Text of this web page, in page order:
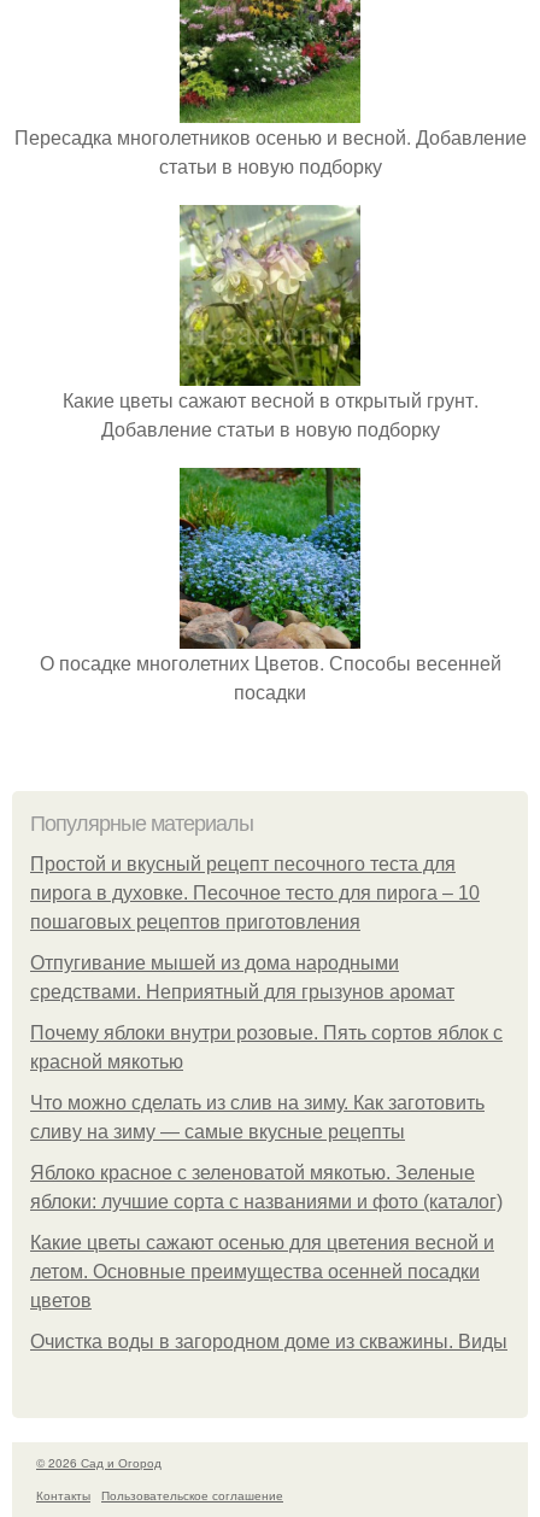
Пересадка многолетников осенью и весной. Добавление
статьи в новую подборку
Какие цветы сажают весной в открытый грунт.
Добавление статьи в новую подборку
О посадке многолетних Цветов. Способы весенней
посадки
Популярные материалы
Простой и вкусный рецепт песочного теста для
пирога в духовке. Песочное тесто для пирога – 10
пошаговых рецептов приготовления
Отпугивание мышей из дома народными
средствами. Неприятный для грызунов аромат
Почему яблоки внутри розовые. Пять сортов яблок с
красной мякотью
Что можно сделать из слив на зиму. Как заготовить
сливу на зиму — самые вкусные рецепты
Яблоко красное с зеленоватой мякотью. Зеленые
яблоки: лучшие сорта с названиями и фото (каталог)
Какие цветы сажают осенью для цветения весной и
летом. Основные преимущества осенней посадки
цветов
Очистка воды в загородном доме из скважины. Виды
© 2026 Сад и Огород
Контакты
Пользовательское соглашение